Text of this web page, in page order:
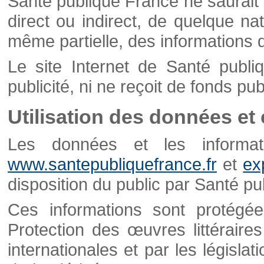
direct ou indirect, de quelque
même partielle, des informations
Le site Internet de Santé
publicité, ni ne reçoit de fonds
Utilisation des données et
Les données et les
www.santepubliquefrance.fr et
disposition du public par Santé
Ces informations sont
Protection des œuvres
internationales et par les